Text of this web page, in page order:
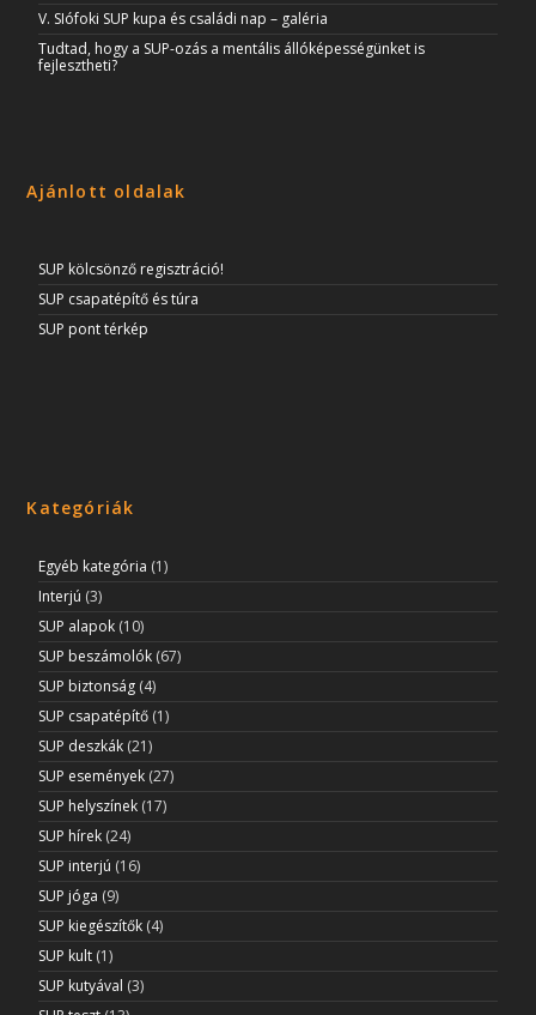
V. SIófoki SUP kupa és családi nap – galéria
Tudtad, hogy a SUP-ozás a mentális állóképességünket is
fejlesztheti?
Ajánlott oldalak
SUP kölcsönző regisztráció!
SUP csapatépítő és túra
SUP pont térkép
Kategóriák
Egyéb kategória (1)
Interjú (3)
SUP alapok (10)
SUP beszámolók (67)
SUP biztonság (4)
SUP csapatépítő (1)
SUP deszkák (21)
SUP események (27)
SUP helyszínek (17)
SUP hírek (24)
SUP interjú (16)
SUP jóga (9)
SUP kiegészítők (4)
SUP kult (1)
SUP kutyával (3)